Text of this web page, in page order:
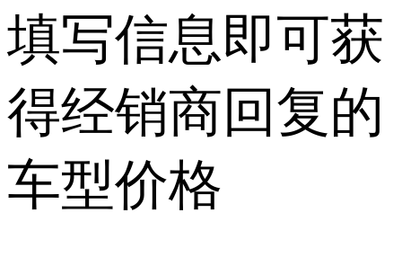
填写信息即可获
得经销商回复的
车型价格